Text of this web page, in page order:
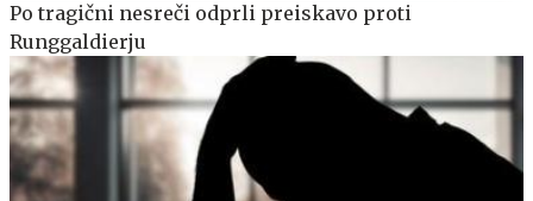
Po tragični nesreči odprli preiskavo proti
Runggaldierju